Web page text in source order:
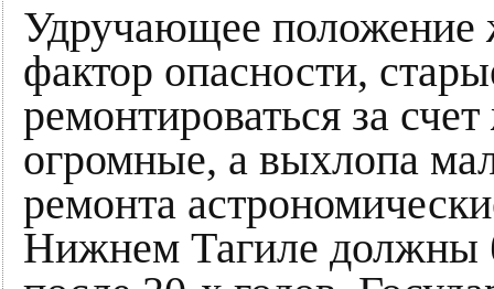
Удручающее
фактор опасности,
ремонтироваться за
огромные, а выхлопа
ремонта
Нижнем Тагиле должны